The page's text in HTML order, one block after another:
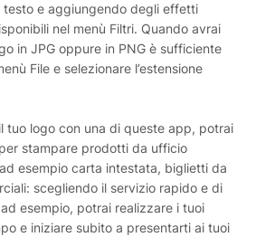
testo e aggiungendo degli effetti
nel menù Filtri. Quando avrai
in JPG oppure in PNG è sufficiente
File e selezionare l’estensione
tuo logo con una di queste app, potrai
stampare prodotti da ufficio
esempio carta intestata, biglietti da
scegliendo il servizio rapido e di
esempio, potrai realizzare i tuoi
e iniziare subito a presentarti ai tuoi